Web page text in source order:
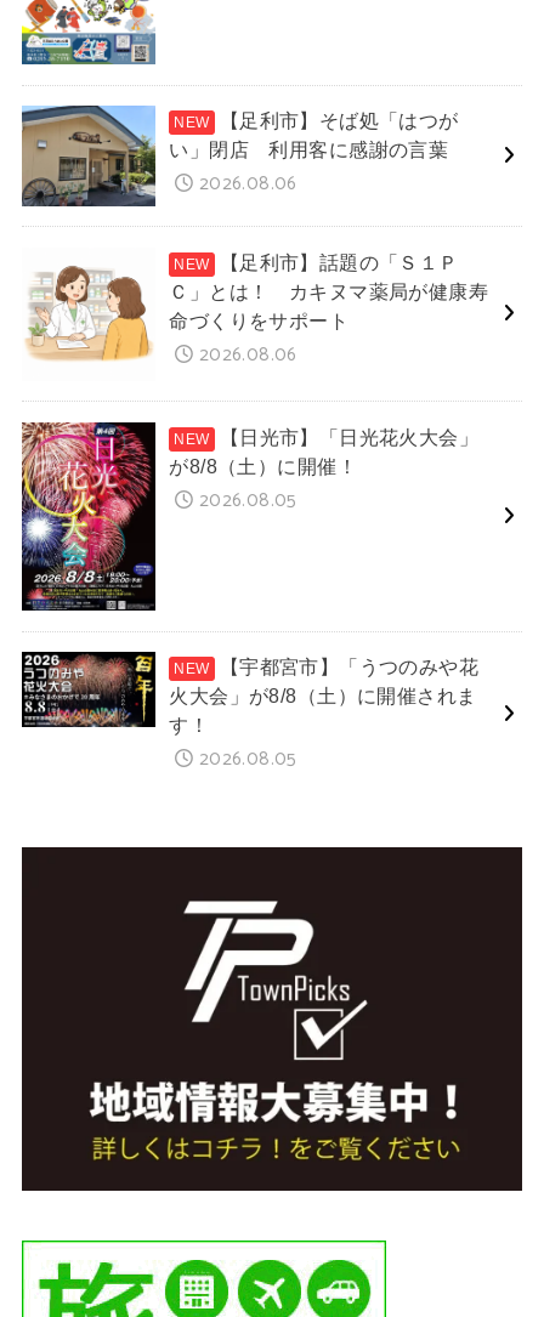
【足利市】そば処「はつが
い」閉店 利用客に感謝の言葉
2026.08.06
【足利市】話題の「Ｓ１Ｐ
Ｃ」とは！ カキヌマ薬局が健康寿
命づくりをサポート
2026.08.06
【日光市】「日光花火大会」
が8/8（土）に開催！
2026.08.05
【宇都宮市】「うつのみや花
火大会」が8/8（土）に開催されま
す！
2026.08.05